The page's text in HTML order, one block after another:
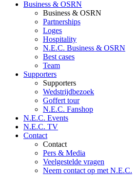
Business & OSRN
Business & OSRN
Partnerships
Loges
Hospitality
N.E.C. Business & OSRN
Best cases
Team
Supporters
Supporters
Wedstrijdbezoek
Goffert tour
N.E.C. Fanshop
N.E.C. Events
N.E.C. TV
Contact
Contact
Pers & Media
Veelgestelde vragen
Neem contact op met N.E.C.